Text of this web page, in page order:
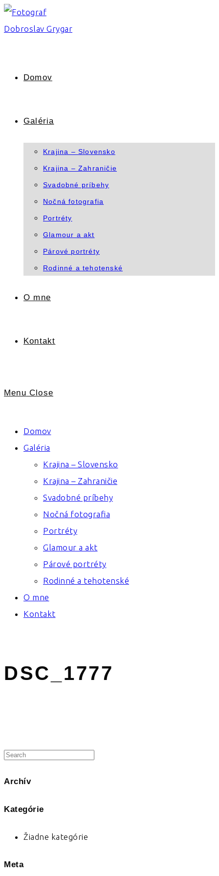
Skip
to
Domov
Galéria
Krajina – Slovensko
Krajina – Zahraničie
Svadobné príbehy
Nočná fotografia
Portréty
Glamour a akt
Párové portréty
Rodinné a tehotenské
O mne
Kontakt
Menu Close
Domov
Galéria
Krajina – Slovensko
Krajina – Zahraničie
Svadobné príbehy
Nočná fotografia
Portréty
Glamour a akt
Párové portréty
Rodinné a tehotenské
O mne
Kontakt
DSC_1777
Archív
Kategórie
Žiadne kategórie
Meta